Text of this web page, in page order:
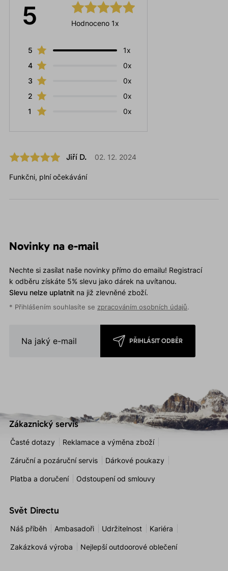
5 Hodnoceno 1x
5
1x
4
0x
3
0x
2
0x
1
0x
Jiří D. 02. 12. 2024
Funkčni, plní očekávání
Novinky na e-mail
Nechte si zasílat naše novinky přímo do emailu! Registrací
k odběru získáte 5% slevu jako dárek na uvítanou.
Slevu nelze uplatnitna již zlevněné zboží.
* Přihlášením souhlasíte se zpracováním osobních údajů.
PŘIHLÁSIT ODBĚR
Zákaznický servis
Časté dotazy Reklamace a výměna zboží
Záruční a pozáruční servis Dárkové poukazy
Platba a doručení Odstoupení od smlouvy
Svět Directu
Náš příběh Ambasadoři Udržitelnost Kariéra
Zakázková výroba Nejlepší outdoorové oblečení